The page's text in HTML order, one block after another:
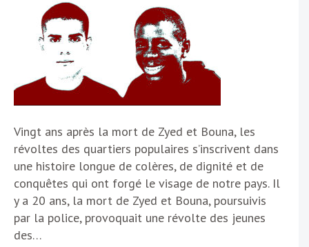
Vingt ans après la mort de Zyed et Bouna, les
révoltes des quartiers populaires s’inscrivent dans
une histoire longue de colères, de dignité et de
conquêtes qui ont forgé le visage de notre pays. Il
y a 20 ans, la mort de Zyed et Bouna, poursuivis
par la police, provoquait une révolte des jeunes
des…